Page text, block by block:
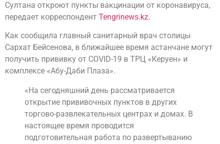
Султана откроют пункты вакцинации от коронавируса,
передает корреспондент Tengrinews.kz.
Как сообщила главный санитарный врач столицы
Сархат Бейсенова, в ближайшее время астанчане могут
получить прививку от COVID-19 в ТРЦ «Керуен» и
комплексе «Абу-Даби Плаза».
«На сегодняшний день рассматривается
открытие прививочных пунктов в других
торгово-развлекательных центрах и домах. В
настоящее время проводится
подготовительная работа по развертыванию